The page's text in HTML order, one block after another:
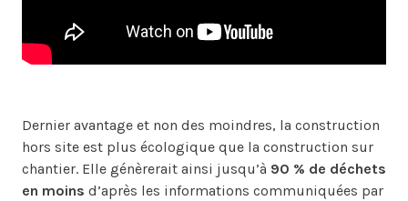
Dernier avantage et non des moindres, la construction
hors site est plus écologique que la construction sur
chantier. Elle génèrerait ainsi jusqu’à 90 % de déchets
en moins d’après les informations communiquées par